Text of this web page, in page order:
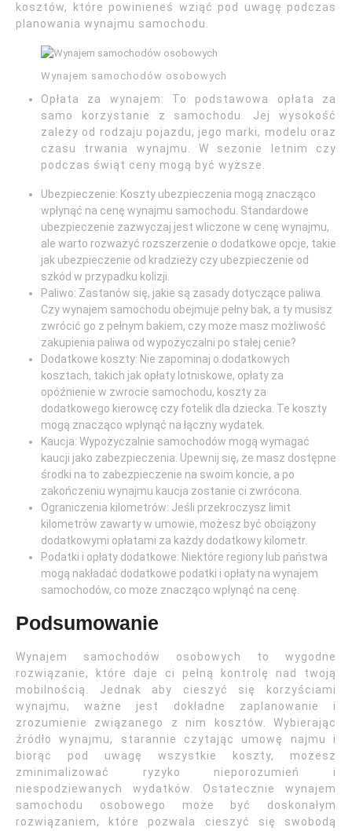
kosztów, które powinieneś wziąć pod uwagę podczas
planowania wynajmu samochodu.
Wynajem samochodów osobowych
Opłata za wynajem: To podstawowa opłata za
samo korzystanie z samochodu. Jej wysokość
zależy od rodzaju pojazdu, jego marki, modelu oraz
czasu trwania wynajmu. W sezonie letnim czy
podczas świąt ceny mogą być wyższe.
Ubezpieczenie: Koszty ubezpieczenia mogą znacząco
wpłynąć na cenę wynajmu samochodu. Standardowe
ubezpieczenie zazwyczaj jest wliczone w cenę wynajmu,
ale warto rozważyć rozszerzenie o dodatkowe opcje, takie
jak ubezpieczenie od kradzieży czy ubezpieczenie od
szkód w przypadku kolizji.
Paliwo: Zastanów się, jakie są zasady dotyczące paliwa.
Czy wynajem samochodu obejmuje pełny bak, a ty musisz
zwrócić go z pełnym bakiem, czy może masz możliwość
zakupienia paliwa od wypożyczalni po stałej cenie?
Dodatkowe koszty: Nie zapominaj o dodatkowych
kosztach, takich jak opłaty lotniskowe, opłaty za
opóźnienie w zwrocie samochodu, koszty za
dodatkowego kierowcę czy fotelik dla dziecka. Te koszty
mogą znacząco wpłynąć na łączny wydatek.
Kaucja: Wypożyczalnie samochodów mogą wymagać
kaucji jako zabezpieczenia. Upewnij się, że masz dostępne
środki na to zabezpieczenie na swoim koncie, a po
zakończeniu wynajmu kaucja zostanie ci zwrócona.
Ograniczenia kilometrów: Jeśli przekroczysz limit
kilometrów zawarty w umowie, możesz być obciążony
dodatkowymi opłatami za każdy dodatkowy kilometr.
Podatki i opłaty dodatkowe: Niektóre regiony lub państwa
mogą nakładać dodatkowe podatki i opłaty na wynajem
samochodów, co może znacząco wpłynąć na cenę.
Podsumowanie
Wynajem samochodów osobowych to wygodne
rozwiązanie, które daje ci pełną kontrolę nad twoją
mobilnością. Jednak aby cieszyć się korzyściami
wynajmu, ważne jest dokładne zaplanowanie i
zrozumienie związanego z nim kosztów. Wybierając
źródło wynajmu, starannie czytając umowę najmu i
biorąc pod uwagę wszystkie koszty, możesz
zminimalizować ryzyko nieporozumień i
niespodziewanych wydatków. Ostatecznie wynajem
samochodu osobowego może być doskonałym
rozwiązaniem, które pozwala cieszyć się swobodą